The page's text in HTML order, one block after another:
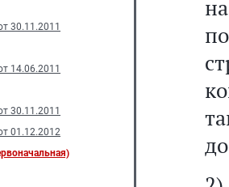
30.11.2011
14.06.2011
30.11.2011
01.12.2012